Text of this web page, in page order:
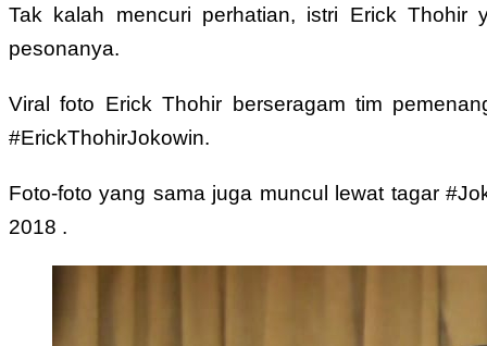
Tak kalah mencuri perhatian, istri Erick
pesonanya.
Viral foto Erick Thohir berseragam tim
#ErickThohirJokowin.
Foto-foto yang sama juga muncul lewat tagar
2018 .